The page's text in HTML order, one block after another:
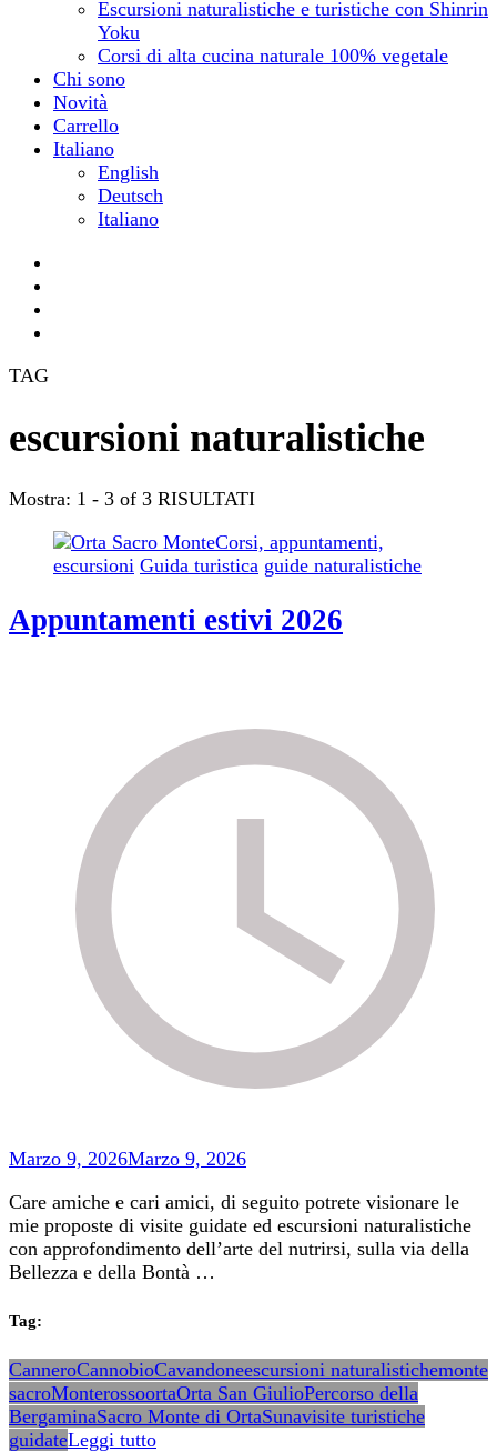
Escursioni naturalistiche e turistiche con Shinrin
Yoku
Corsi di alta cucina naturale 100% vegetale
Chi sono
Novità
Carrello
Italiano
English
Deutsch
Italiano
TAG
escursioni naturalistiche
Mostra: 1 - 3 of 3 RISULTATI
Corsi, appuntamenti,
escursioni Guida turistica guide naturalistiche
Appuntamenti estivi 2026
Marzo 9, 2026Marzo 9, 2026
Care amiche e cari amici, di seguito potrete visionare le
mie proposte di visite guidate ed escursioni naturalistiche
con approfondimento dell’arte del nutrirsi, sulla via della
Bellezza e della Bontà …
Tag:
CanneroCannobioCavandoneescursioni naturalistichemonte
sacroMonterossoortaOrta San GiulioPercorso della
BergaminaSacro Monte di OrtaSunavisite turistiche
guidateLeggi tutto